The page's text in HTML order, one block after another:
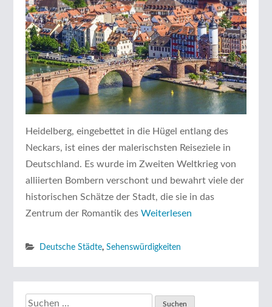
Heidelberg, eingebettet in die Hügel entlang des
Neckars, ist eines der malerischsten Reiseziele in
Deutschland. Es wurde im Zweiten Weltkrieg von
alliierten Bombern verschont und bewahrt viele der
historischen Schätze der Stadt, die sie in das
Zentrum der Romantik des Weiterlesen
Deutsche Städte, Sehenswürdigkeiten
Suchen